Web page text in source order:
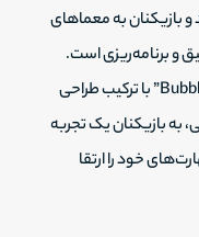
بازیکنان به معماهای
و برنامه‌ریزی است.
فراتر از این موضوع، “Bubble Sort Color Puzzle” با ترکیب طراحی
بازیکنان یک تجربه
خود را ارتقا